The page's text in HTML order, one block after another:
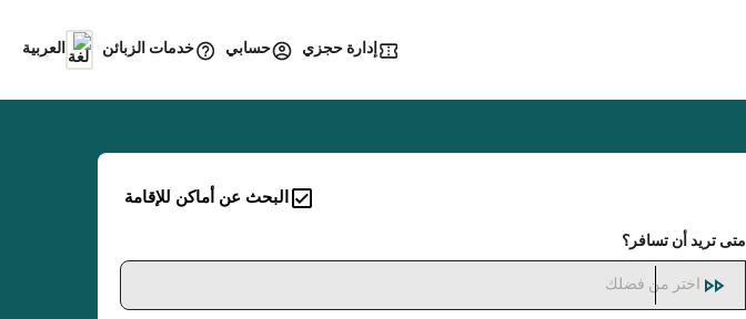
إدارة حجزي حسابي خدمات الزبائن العربية
البحث عن أماكن للإقامة
متى تريد أن تسافر؟
اختر من فضلك